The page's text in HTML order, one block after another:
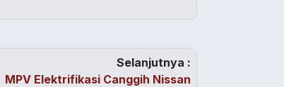
Selanjutnya :
MPV Elektrifikasi Canggih Nissan